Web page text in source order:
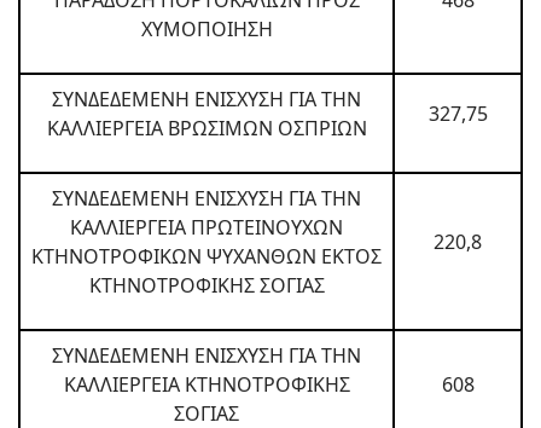
ΧΥΜΟΠΟΙΗΣΗ
ΣΥΝΔΕΔΕΜΕΝΗ ΕΝΙΣΧΥΣΗ ΓΙΑ ΤΗΝ
ΚΑΛΛΙΕΡΓΕΙΑ ΒΡΩΣΙΜΩΝ ΟΣΠΡΙΩΝ
327,75
ΣΥΝΔΕΔΕΜΕΝΗ ΕΝΙΣΧΥΣΗ ΓΙΑ ΤΗΝ
ΚΑΛΛΙΕΡΓΕΙΑ ΠΡΩΤΕΙΝΟΥΧΩΝ
ΚΤΗΝΟΤΡΟΦΙΚΩΝ ΨΥΧΑΝΘΩΝ ΕΚΤΟΣ
ΚΤΗΝΟΤΡΟΦΙΚΗΣ ΣΟΓΙΑΣ
220,8
ΣΥΝΔΕΔΕΜΕΝΗ ΕΝΙΣΧΥΣΗ ΓΙΑ ΤΗΝ
ΚΑΛΛΙΕΡΓΕΙΑ ΚΤΗΝΟΤΡΟΦΙΚΗΣ
ΣΟΓΙΑΣ
608